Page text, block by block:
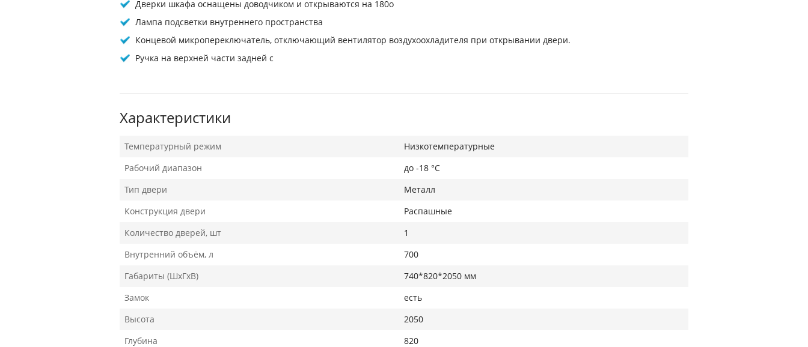
Дверки шкафа оснащены доводчиком и открываются на 180о
Лампа подсветки внутреннего пространства
Концевой микропереключатель, отключающий вентилятор воздухоохладителя при открывании двери.
Ручка на верхней части задней с
Характеристики
Температурный режим
Низкотемпературные
Рабочий диапазон
до -18 °С
Тип двери
Металл
Конструкция двери
Распашные
Количество дверей, шт
1
Внутренний объём, л
700
Габариты (ШхГхВ)
740*820*2050 мм
Замок
есть
Высота
2050
Глубина
820